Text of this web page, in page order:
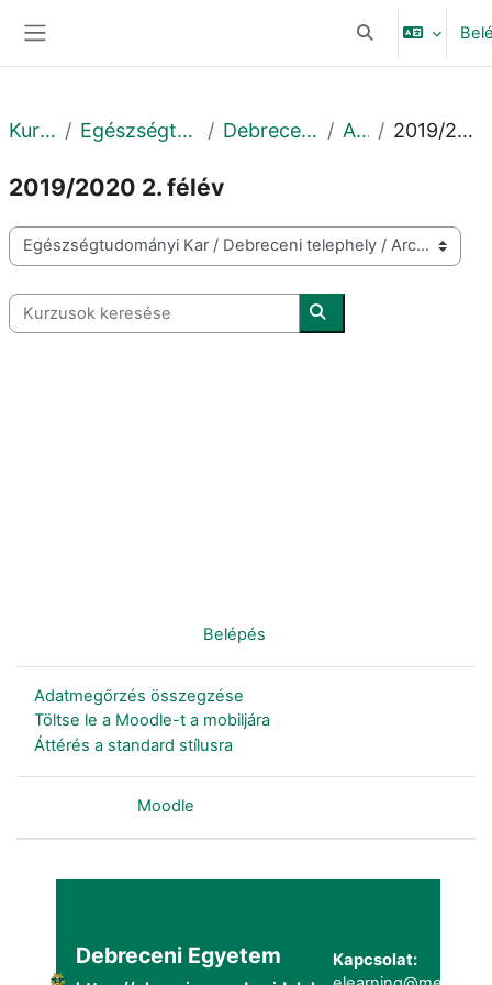
Keresési
Kurzusok Egészségtudományi Kar Debreceni telephely Archív 2019/2020 2. félév
2019/2020 2. félév
Kurzuskategóriák
Kurzusok keresése
Kurzusok keresése
Belépés
Adatmegőrzés összegzése
Töltse le a Moodle-t a mobiljára
Áttérés a standard stílusra
Moodle
Debreceni Egyetem
Kapcsolat: